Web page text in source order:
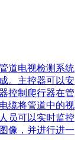
电视检测系统
。主控器可以安
控制爬行器在管
缆将管道中的视
员可以实时监控
像，并进行进一